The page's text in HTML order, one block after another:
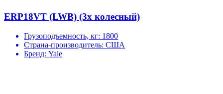
ERP18VT (LWB) (3х колесный)
Грузоподъемность, кг: 1800
Страна-производитель: США
Бренд: Yale